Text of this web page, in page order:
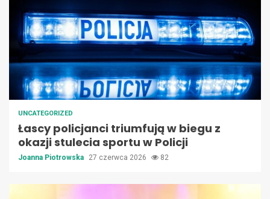
UNCATEGORIZED
Łascy policjanci triumfują w biegu z
okazji stulecia sportu w Policji
Joanna Piotrowska 27 czerwca 2026 82